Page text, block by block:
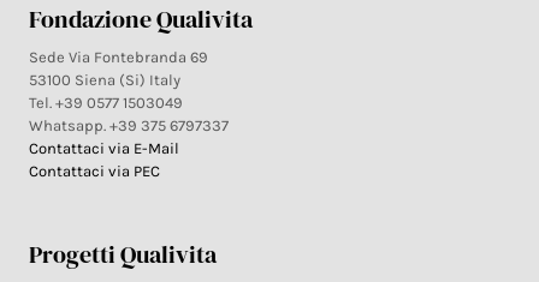
Fondazione Qualivita
Sede Via Fontebranda 69
53100 Siena (Si) Italy
Tel. +39 0577 1503049
Whatsapp. +39 375 6797337
Contattaci via E-Mail
Contattaci via PEC
Progetti Qualivita